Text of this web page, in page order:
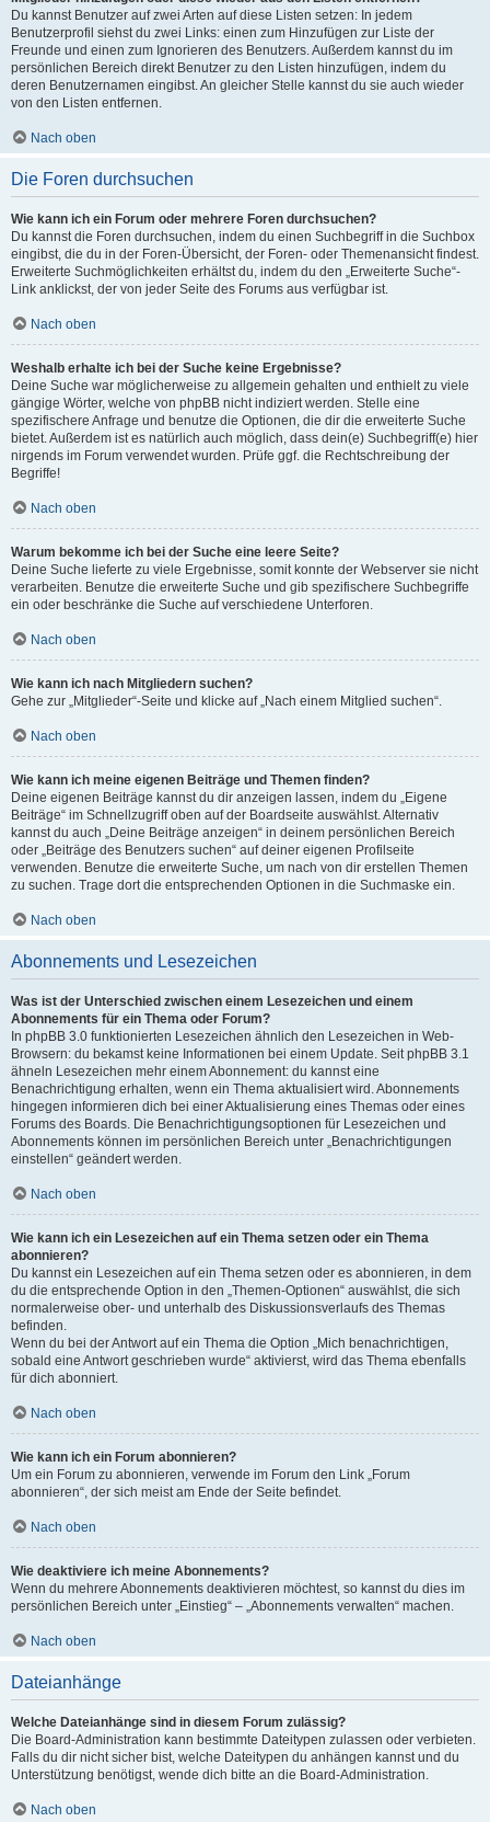
Du kannst Benutzer auf zwei Arten auf diese Listen setzen: In jedem
Benutzerprofil siehst du zwei Links: einen zum Hinzufügen zur Liste der
Freunde und einen zum Ignorieren des Benutzers. Außerdem kannst du im
persönlichen Bereich direkt Benutzer zu den Listen hinzufügen, indem du
deren Benutzernamen eingibst. An gleicher Stelle kannst du sie auch wieder
von den Listen entfernen.
Nach oben
Die Foren durchsuchen
Wie kann ich ein Forum oder mehrere Foren durchsuchen?
Du kannst die Foren durchsuchen, indem du einen Suchbegriff in die Suchbox
eingibst, die du in der Foren-Übersicht, der Foren- oder Themenansicht findest.
Erweiterte Suchmöglichkeiten erhältst du, indem du den „Erweiterte Suche“-
Link anklickst, der von jeder Seite des Forums aus verfügbar ist.
Nach oben
Weshalb erhalte ich bei der Suche keine Ergebnisse?
Deine Suche war möglicherweise zu allgemein gehalten und enthielt zu viele
gängige Wörter, welche von phpBB nicht indiziert werden. Stelle eine
spezifischere Anfrage und benutze die Optionen, die dir die erweiterte Suche
bietet. Außerdem ist es natürlich auch möglich, dass dein(e) Suchbegriff(e) hier
nirgends im Forum verwendet wurden. Prüfe ggf. die Rechtschreibung der
Begriffe!
Nach oben
Warum bekomme ich bei der Suche eine leere Seite?
Deine Suche lieferte zu viele Ergebnisse, somit konnte der Webserver sie nicht
verarbeiten. Benutze die erweiterte Suche und gib spezifischere Suchbegriffe
ein oder beschränke die Suche auf verschiedene Unterforen.
Nach oben
Wie kann ich nach Mitgliedern suchen?
Gehe zur „Mitglieder“-Seite und klicke auf „Nach einem Mitglied suchen“.
Nach oben
Wie kann ich meine eigenen Beiträge und Themen finden?
Deine eigenen Beiträge kannst du dir anzeigen lassen, indem du „Eigene
Beiträge“ im Schnellzugriff oben auf der Boardseite auswählst. Alternativ
kannst du auch „Deine Beiträge anzeigen“ in deinem persönlichen Bereich
oder „Beiträge des Benutzers suchen“ auf deiner eigenen Profilseite
verwenden. Benutze die erweiterte Suche, um nach von dir erstellen Themen
zu suchen. Trage dort die entsprechenden Optionen in die Suchmaske ein.
Nach oben
Abonnements und Lesezeichen
Was ist der Unterschied zwischen einem Lesezeichen und einem
Abonnements für ein Thema oder Forum?
In phpBB 3.0 funktionierten Lesezeichen ähnlich den Lesezeichen in Web-
Browsern: du bekamst keine Informationen bei einem Update. Seit phpBB 3.1
ähneln Lesezeichen mehr einem Abonnement: du kannst eine
Benachrichtigung erhalten, wenn ein Thema aktualisiert wird. Abonnements
hingegen informieren dich bei einer Aktualisierung eines Themas oder eines
Forums des Boards. Die Benachrichtigungsoptionen für Lesezeichen und
Abonnements können im persönlichen Bereich unter „Benachrichtigungen
einstellen“ geändert werden.
Nach oben
Wie kann ich ein Lesezeichen auf ein Thema setzen oder ein Thema
abonnieren?
Du kannst ein Lesezeichen auf ein Thema setzen oder es abonnieren, in dem
du die entsprechende Option in den „Themen-Optionen“ auswählst, die sich
normalerweise ober- und unterhalb des Diskussionsverlaufs des Themas
befinden.
Wenn du bei der Antwort auf ein Thema die Option „Mich benachrichtigen,
sobald eine Antwort geschrieben wurde“ aktivierst, wird das Thema ebenfalls
für dich abonniert.
Nach oben
Wie kann ich ein Forum abonnieren?
Um ein Forum zu abonnieren, verwende im Forum den Link „Forum
abonnieren“, der sich meist am Ende der Seite befindet.
Nach oben
Wie deaktiviere ich meine Abonnements?
Wenn du mehrere Abonnements deaktivieren möchtest, so kannst du dies im
persönlichen Bereich unter „Einstieg“ – „Abonnements verwalten“ machen.
Nach oben
Dateianhänge
Welche Dateianhänge sind in diesem Forum zulässig?
Die Board-Administration kann bestimmte Dateitypen zulassen oder verbieten.
Falls du dir nicht sicher bist, welche Dateitypen du anhängen kannst und du
Unterstützung benötigst, wende dich bitte an die Board-Administration.
Nach oben